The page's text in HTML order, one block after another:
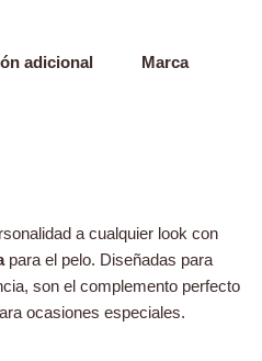
adicional Marca
a cualquier look con
para el pelo. Diseñadas para
son el complemento perfecto
ocasiones especiales.